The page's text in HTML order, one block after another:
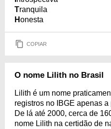
Tranquila
Honesta
COPIAR
O nome Lilith no Brasil
Lilith é um nome
registros no IBGE apenas
De lá até 2000, cerca de
nome Lilith na certidão de